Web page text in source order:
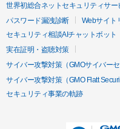
世界初総合ネットセキュリティサー
パスワード漏洩診断
Webサイト
セキュリティ相談AIチャットボット
実在証明・盗聴対策
サイバー攻撃対策（GMOサイバー
サイバー攻撃対策（GMO Flatt
セキュリティ事業の軌跡